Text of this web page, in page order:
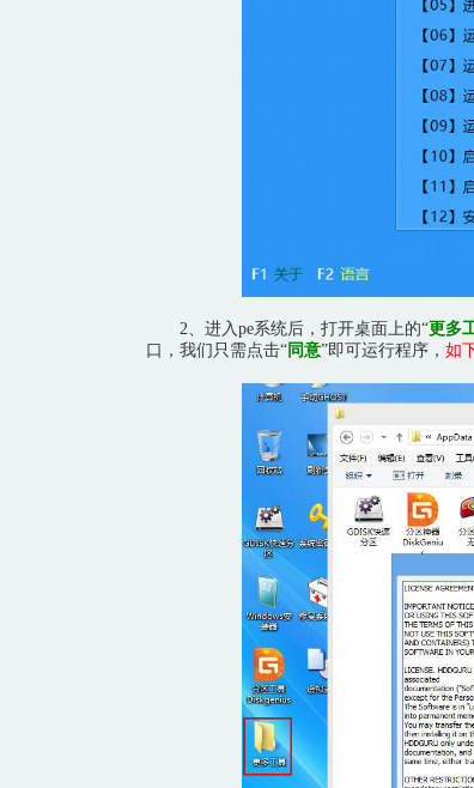
2、进入pe系统后，打开桌面上的“更多
口，我们只需点击“ 同意”即可运行程序， 如